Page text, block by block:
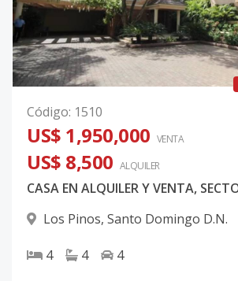
Código: 1510
US$ 1,950,000 VENTA
US$ 8,500 ALQUILER
Los Pinos, Santo Domingo D.N.
4 4 4